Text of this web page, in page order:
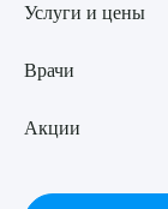
Услуги и цены
Врачи
Акции